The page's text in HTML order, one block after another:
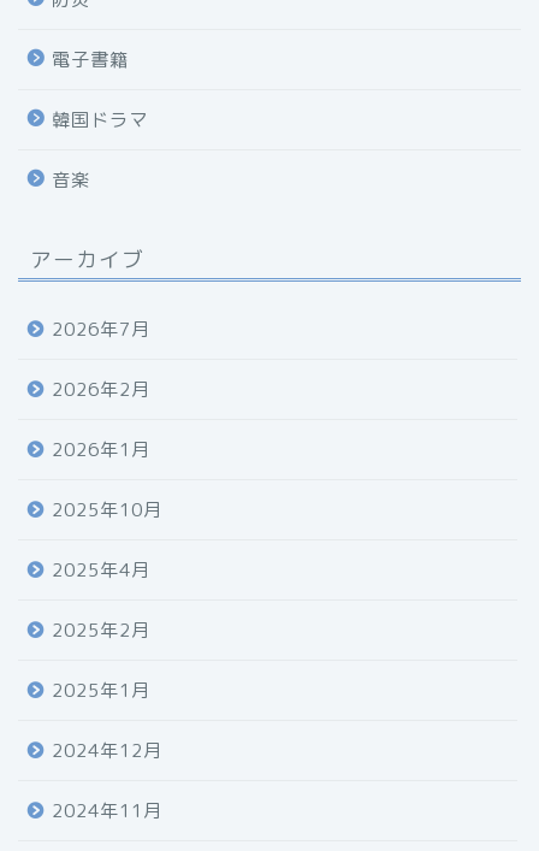
電子書籍
韓国ドラマ
音楽
アーカイブ
2026年7月
2026年2月
2026年1月
2025年10月
2025年4月
2025年2月
2025年1月
2024年12月
2024年11月